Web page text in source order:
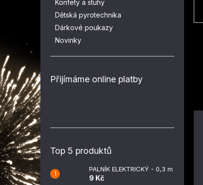
Konfety a stuhy
Dětská pyrotechnika
Dárkové poukazy
Novinky
Přijímáme online platby
Top 5 produktů
PALNÍK ELEKTRICKÝ - 0,3 m
9 Kč